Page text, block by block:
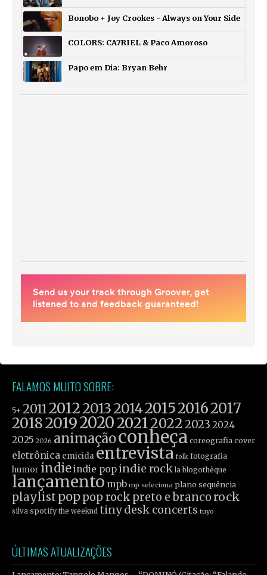
Bonobo + Joy Crookes - Always on Your Side
COLORS: CA7RIEL & Paco Amoroso
Papo em Dia: Bryan Behr
FALAMOS MUITO SOBRE:
5+ 2011201220132014201520162017
201820192020202120222023 2024
2025 2026 animaçãoconheça coreografia cover
eletrônica emicida entrevista folk fotografia
humor indieindie pop indie rock la blogothèque
lançamento mpb mp seleciona plano sequência
playlist poppop rock preto e branco rock
silva spotify the weeknd tiny desk concerts tuyo
ÚLTIMAS ATUALIZAÇÕES